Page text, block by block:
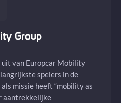
Group
uit van Europcar Mobility
spelers in de
missie heeft “mobility as
aantrekkelijke